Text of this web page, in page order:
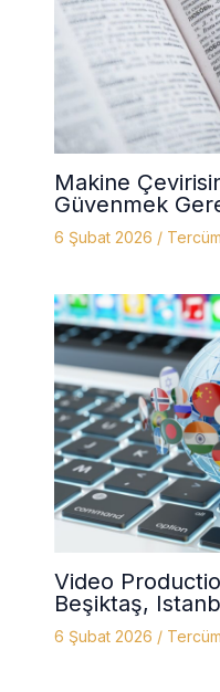
Makine
Güvenmek
6 Şubat 2026 /
Video
Beşiktaş,
6 Şubat 2026 /